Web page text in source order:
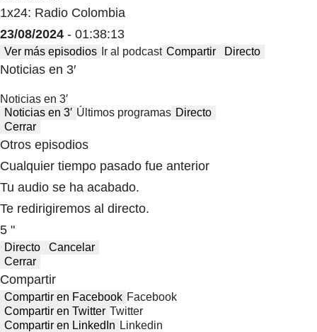
1x24: Radio Colombia
23/08/2024 - 01:38:13
Ver más episodios Ir al podcast Compartir Directo
Noticias en 3′
Noticias en 3′
Noticias en 3′ Últimos programas Directo
Cerrar
Otros episodios
Cualquier tiempo pasado fue anterior
Tu audio se ha acabado.
Te redirigiremos al directo.
5 "
Directo
Cancelar
Cerrar
Compartir
Compartir en Facebook Facebook
Compartir en Twitter Twitter
Compartir en LinkedIn Linkedin